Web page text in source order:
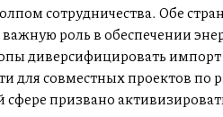
сотрудничества. Обе
роль в обеспечении
диверсифицировать импорт
совместных проектов по
сфере призвано